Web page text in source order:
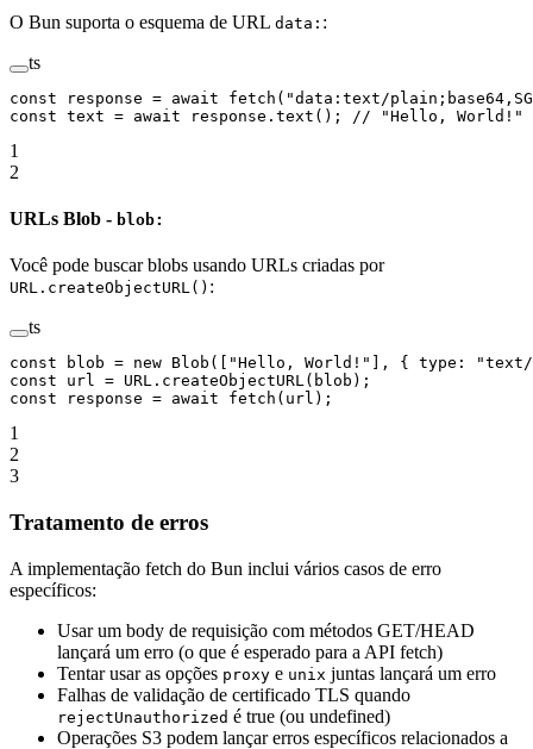
O Bun suporta o esquema de URL data: :
ts
const response = await fetch ( "data:text/
const text = await response. text (); // "Hello, World!"
1
2
URLs Blob - blob:
Você pode buscar blobs usando URLs criadas por
URL.createObjectURL() :
ts
const blob = new Blob ([ "Hello, World!" ], { type:
const url = URL . createObjectURL(blob);
const response = await fetch (url);
1
2
3
Tratamento de erros
A implementação fetch do Bun inclui vários casos de erro
específicos:
Usar um body de requisição com métodos GET/HEAD
lançará um erro (o que é esperado para a API fetch)
Tentar usar as opções proxy e unix juntas lançará um erro
Falhas de validação de certificado TLS quando
rejectUnauthorized é true (ou undefined)
Operações S3 podem lançar erros específicos relacionados a